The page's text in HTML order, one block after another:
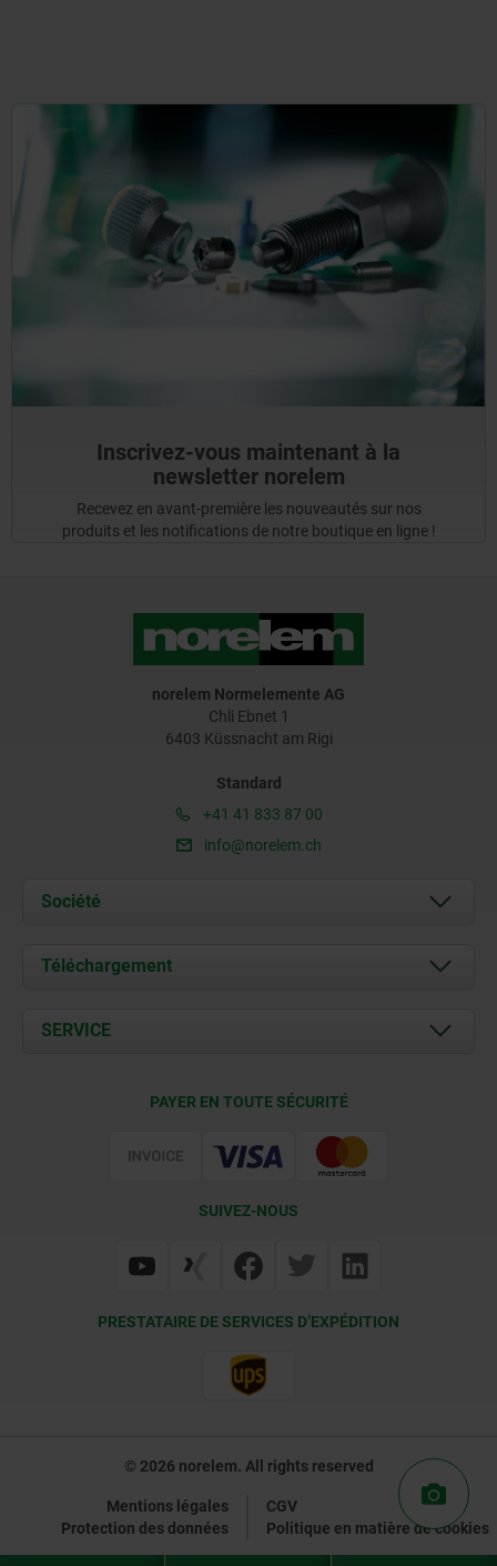
Inscrivez-vous maintenant à la
newsletter norelem
Recevez en avant-première les nouveautés sur nos
produits et les notifications de notre boutique en ligne !
norelem Normelemente AG
Chli Ebnet 1
6403 Küssnacht am Rigi
Standard
+41 41 833 87 00
info@norelem.ch
Société
À propos de nous
Contact
Téléchargement
Documents
SERVICE
PAYER EN TOUTE SÉCURITÉ
SUIVEZ-NOUS
PRESTATAIRE DE SERVICES D’EXPÉDITION
© 2026 norelem. All rights reserved
Mentions légales
CGV
Protection des données
Politique en matière de cookies